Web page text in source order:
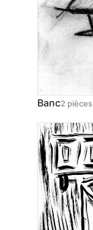
Banc2 pièces